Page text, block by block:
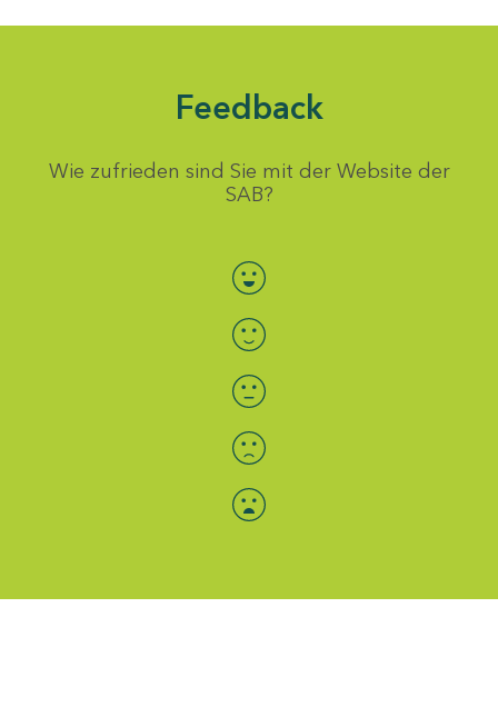
Feedback
Wie zufrieden sind Sie mit der Website der
SAB?
Bewertung auswählen